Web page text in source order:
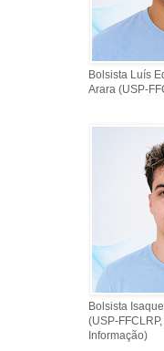
Bolsista Luís
Arara (USP-
Bolsista
(USP-
Informação)